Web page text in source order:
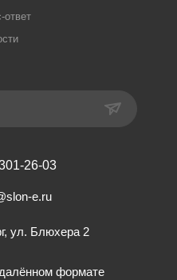
ответ
26-03
e.ru
ул. Блюхера 2
формате